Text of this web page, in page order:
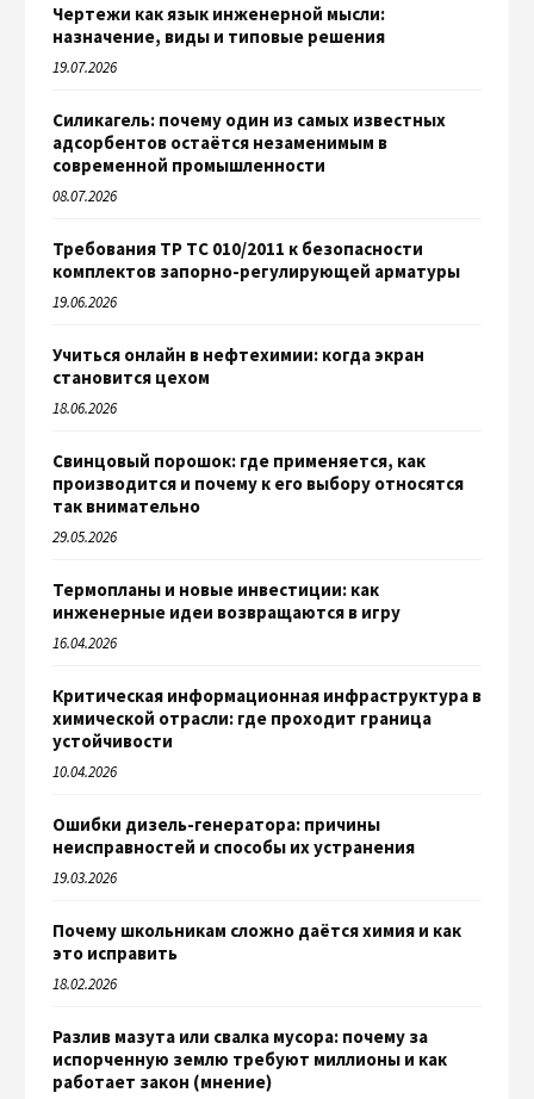
Чертежи как язык инженерной мысли:
назначение, виды и типовые решения
19.07.2026
Силикагель: почему один из самых известных
адсорбентов остаётся незаменимым в
современной промышленности
08.07.2026
Требования ТР ТС 010/2011 к безопасности
комплектов запорно-регулирующей арматуры
19.06.2026
Учиться онлайн в нефтехимии: когда экран
становится цехом
18.06.2026
Свинцовый порошок: где применяется, как
производится и почему к его выбору относятся
так внимательно
29.05.2026
Термопланы и новые инвестиции: как
инженерные идеи возвращаются в игру
16.04.2026
Критическая информационная инфраструктура в
химической отрасли: где проходит граница
устойчивости
10.04.2026
Ошибки дизель-генератора: причины
неисправностей и способы их устранения
19.03.2026
Почему школьникам сложно даётся химия и как
это исправить
18.02.2026
Разлив мазута или свалка мусора: почему за
испорченную землю требуют миллионы и как
работает закон (мнение)